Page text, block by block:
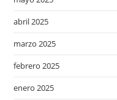
abril 2025
marzo 2025
febrero 2025
enero 2025